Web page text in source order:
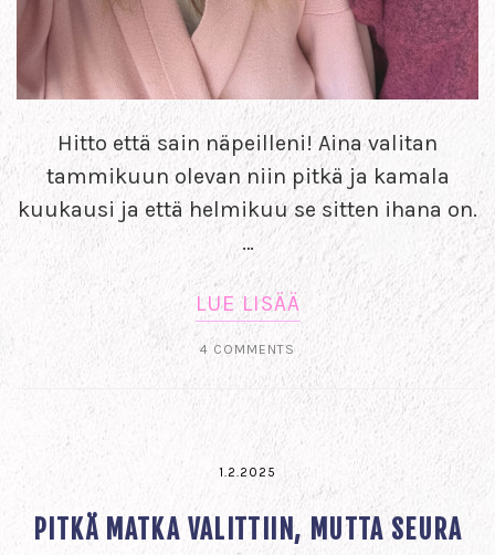
Hitto että sain näpeilleni! Aina valitan
tammikuun olevan niin pitkä ja kamala
kuukausi ja että helmikuu se sitten ihana on.
…
LUE LISÄÄ
4 COMMENTS
1.2.2025
PITKÄ MATKA VALITTIIN, MUTTA SEURA